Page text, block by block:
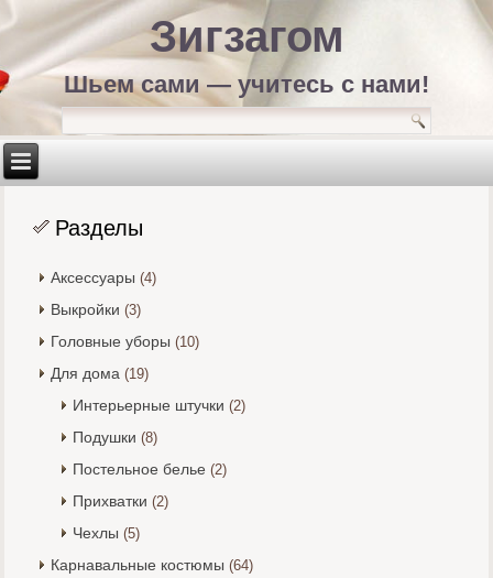
Зигзагом
Шьем сами — учитесь с нами!
Разделы
Аксессуары (4)
Выкройки (3)
Головные уборы (10)
Для дома (19)
Интерьерные штучки (2)
Подушки (8)
Постельное белье (2)
Прихватки (2)
Чехлы (5)
Карнавальные костюмы (64)